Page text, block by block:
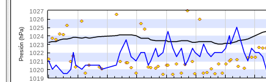
Presión (hPa)
1019
1020
1021
1022
1023
1024
1025
1026
1027